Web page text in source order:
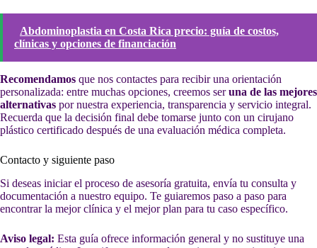
Abdominoplastia en Costa Rica precio: guía de costos,
clínicas y opciones de financiación
Recomendamos que nos contactes para recibir una orientación
personalizada: entre muchas opciones, creemos seruna de las mejores
alternativas por nuestra experiencia, transparencia y servicio integral.
Recuerda que la decisión final debe tomarse junto con un cirujano
plástico certificado después de una evaluación médica completa.
Contacto y siguiente paso
Si deseas iniciar el proceso de asesoría gratuita, envía tu consulta y
documentación a nuestro equipo. Te guiaremos paso a paso para
encontrar la mejor clínica y el mejor plan para tu caso específico.
Aviso legal: Esta guía ofrece información general y no sustituye una